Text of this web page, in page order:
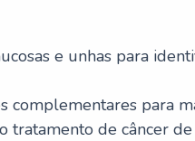
e unhas para
complementares para
tratamento de câncer